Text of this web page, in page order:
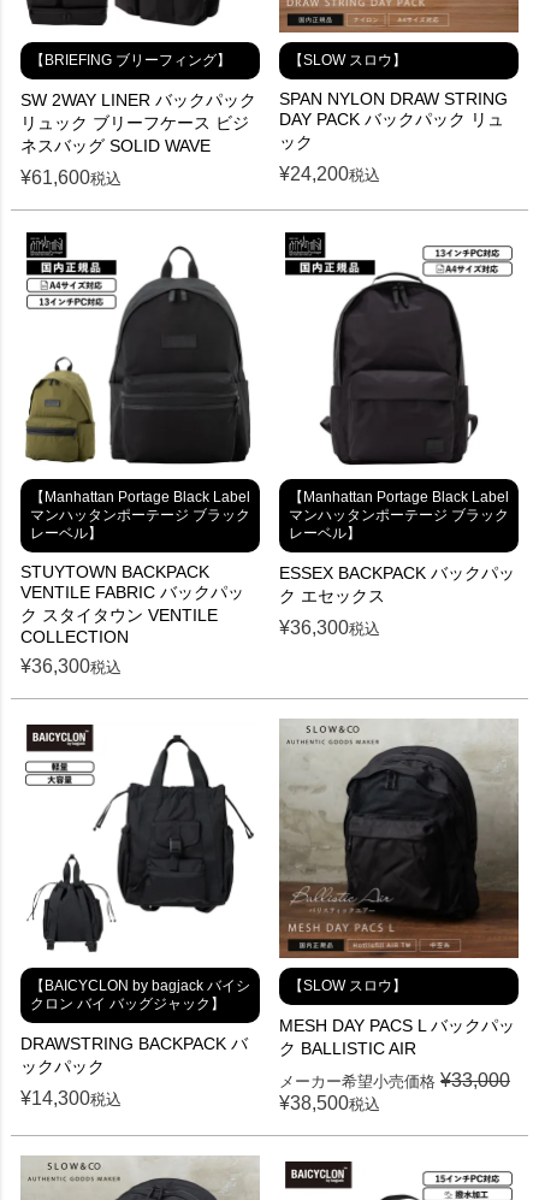
【BRIEFING ブリーフィング】
SW 2WAY LINER バックパック
リュック ブリーフケース ビジ
ネスバッグ SOLID WAVE
¥61,600税込
【SLOW スロウ】
SPAN NYLON DRAW STRING
DAY PACK バックパック リュ
ック
¥24,200税込
【Manhattan Portage Black Label
マンハッタンポーテージ ブラック
レーベル】
STUYTOWN BACKPACK
VENTILE FABRIC バックパッ
ク スタイタウン VENTILE
COLLECTION
¥36,300税込
【Manhattan Portage Black Label
マンハッタンポーテージ ブラック
レーベル】
ESSEX BACKPACK バックパッ
ク エセックス
¥36,300税込
【BAICYCLON by bagjack バイシ
クロン バイ バッグジャック】
DRAWSTRING BACKPACK バ
ックパック
¥14,300税込
【SLOW スロウ】
MESH DAY PACS L バックパッ
ク BALLISTIC AIR
メーカー希望小売価格 ¥33,000
¥38,500税込